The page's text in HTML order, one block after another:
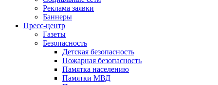
Реклама заявки
Баннеры
Пресс-центр
Газеты
Безопасность
Детская безопасность
Пожарная безопасность
Памятка населению
Памятки МВД